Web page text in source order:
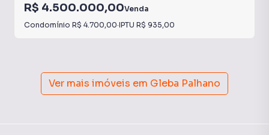
R$ 4.500.000,00Venda
Condomínio R$ 4.700,00·IPTU R$ 935,00
Ver mais imóveis em Gleba Palhano